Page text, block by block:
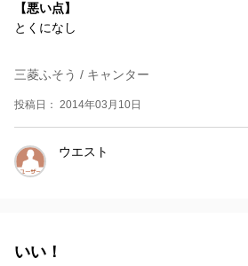
【悪い点】
とくになし
三菱ふそう / キャンター
投稿日： 2014年03月10日
ウエスト
いい！